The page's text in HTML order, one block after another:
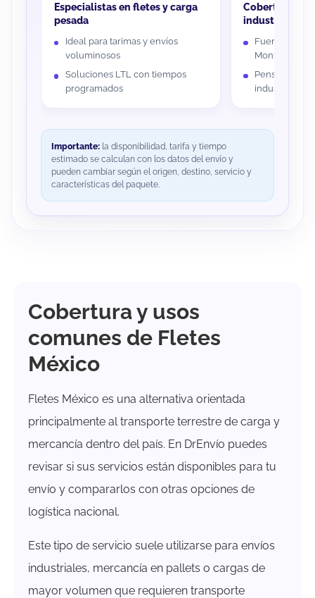
Especialistas en fletes y carga
pesada
Ideal para tarimas y envíos
voluminosos
Soluciones LTL con tiempos
programados
Cobertura en
industriales
Fuerte
Monterrey,
Pensado
industriales y
Importante: la disponibilidad, tarifa y tiempo
estimado se calculan con los datos del envío y
pueden cambiar según el origen, destino, servicio y
características del paquete.
Cobertura y usos
comunes de Fletes
México
Fletes México es una alternativa orientada
principalmente al transporte terrestre de carga y
mercancía dentro del país. En DrEnvío puedes
revisar si sus servicios están disponibles para tu
envío y compararlos con otras opciones de
logística nacional.
Este tipo de servicio suele utilizarse para envíos
industriales, mercancía en pallets o cargas de
mayor volumen que requieren transporte